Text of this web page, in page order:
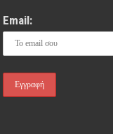
Email: